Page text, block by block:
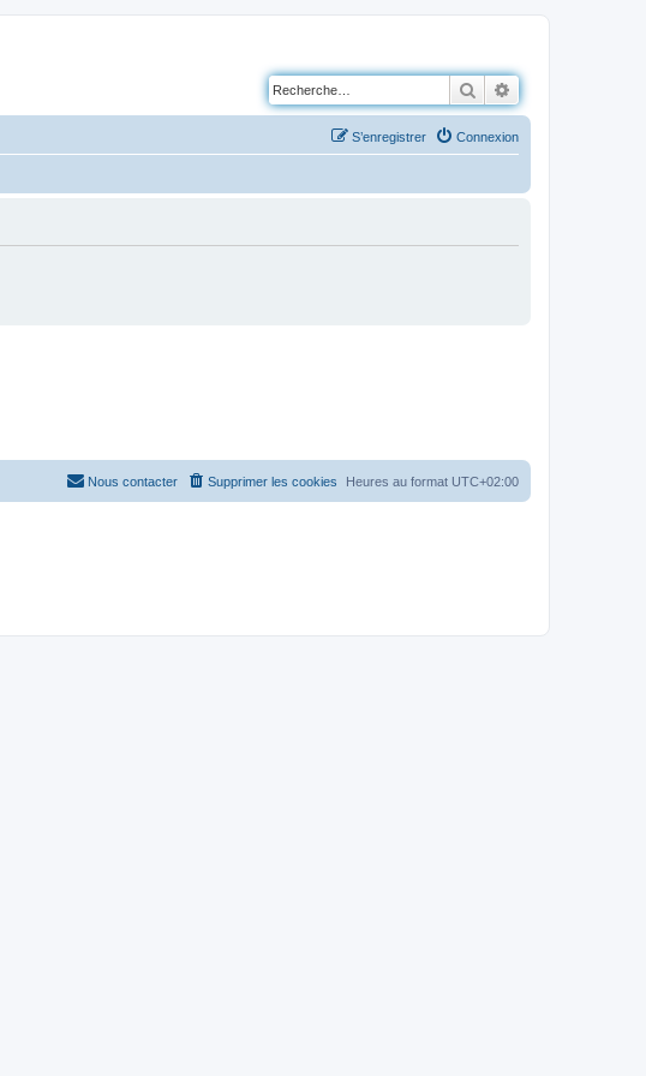
Rechercher
Connexion
S’enregistrer
Heures au format UTC+02:00
Supprimer les cookies
Nous contacter